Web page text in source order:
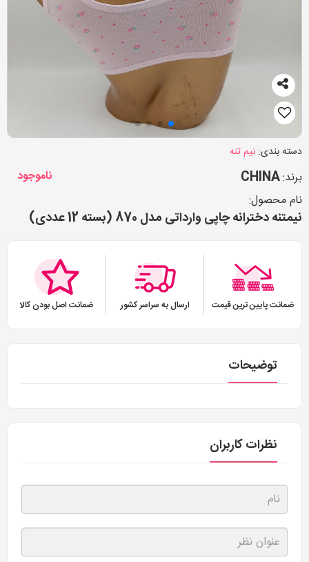
دسته بندی: نیم تنه
برند:CHINA
ناموجود
نام محصول:
نیمتنه دخترانه چاپی وارداتی مدل 870 (بسته 12 عددی)
ضمانت پایین ترین قیمت ارسال به سراسر کشور ضمانت اصل بودن کالا
توضیحات
نظرات کاربران